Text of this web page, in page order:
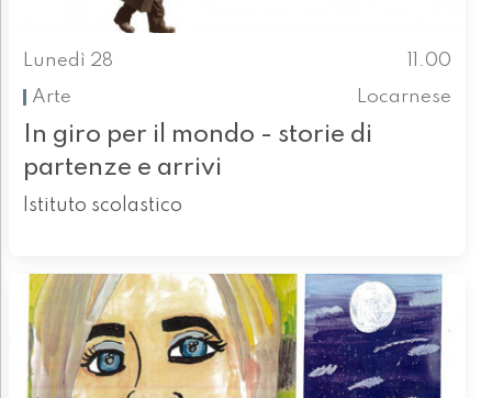
Lunedì 28
11.00
Arte
Locarnese
In giro per il mondo - storie di
partenze e arrivi
Istituto scolastico